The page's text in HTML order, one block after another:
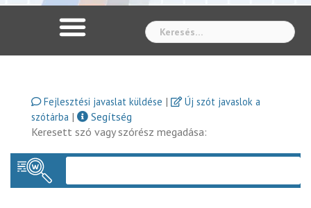
Fejlesztési javaslat küldése |
Új szót javaslok a
szótárba |
Segítség
Keresett szó vagy szórész megadása: